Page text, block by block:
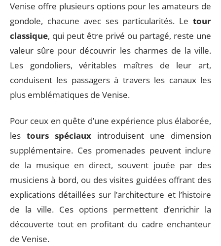
Venise offre plusieurs options pour les amateurs de
gondole, chacune avec ses particularités. Le tour
classique, qui peut être privé ou partagé, reste une
valeur sûre pour découvrir les charmes de la ville.
Les gondoliers, véritables maîtres de leur art,
conduisent les passagers à travers les canaux les
plus emblématiques de Venise.
Pour ceux en quête d’une expérience plus élaborée,
les tours spéciaux introduisent une dimension
supplémentaire. Ces promenades peuvent inclure
de la musique en direct, souvent jouée par des
musiciens à bord, ou des visites guidées offrant des
explications détaillées sur l’architecture et l’histoire
de la ville. Ces options permettent d’enrichir la
découverte tout en profitant du cadre enchanteur
de Venise.